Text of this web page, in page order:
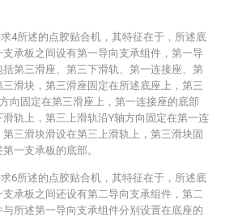
4所述的点胶贴合机，其特征在于，所述底
支承板之间设有第一导向支承组件，第一导
括第三滑座、第三下滑轨、第一连接座、第
三滑块，第三滑座固定在所述底座上，第三
向固定在第三滑座上，第一连接座的底部
轨上，第三上滑轨沿Y轴方向固定在第一连
三滑块滑设在第三上滑轨上，第三滑块固
一支承板的底部。
6所述的点胶贴合机，其特征在于，所述底
支承板之间还设有第二导向支承组件，第二
所述第一导向支承组件分别设置在底座的